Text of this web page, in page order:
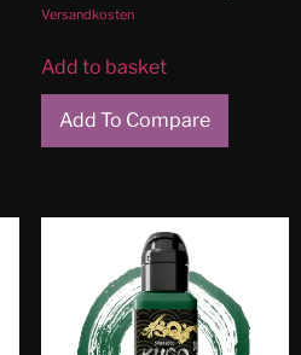
Versandkosten
Add to basket
Add To Compare